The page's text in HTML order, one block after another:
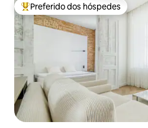
Entre os melhores preferidos dos
Preferido dos hóspedes